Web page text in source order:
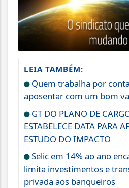
LEIA TAMBÉM:
Quem trabalha por
aposentar com um bom
GT DO PLANO DE
ESTABELECE DATA PARA
ESTUDO DO IMPACTO
Selic em 14% ao ano
limita investimentos e
privada aos banqueiros